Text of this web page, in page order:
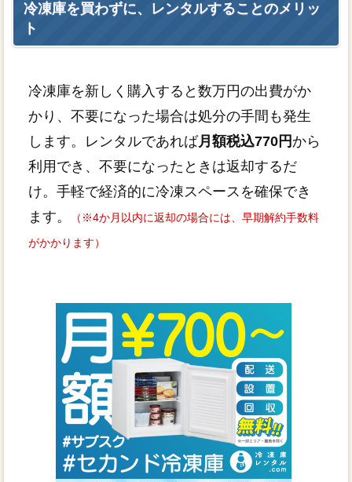
冷凍庫を買わずに、レンタルすることのメリッ
ト
冷凍庫を新しく購入すると数万円の出費がか
かり、不要になった場合は処分の手間も発生
します。レンタルであれば月額税込770円から
利用でき、不要になったときは返却するだ
け。手軽で経済的に冷凍スペースを確保でき
ます。
（※4か月以内に返却の場合には、早期解約手数料
がかかります）